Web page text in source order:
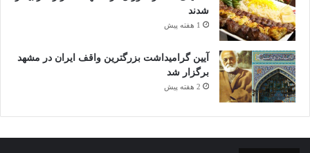
شدند
1 هفته پیش
آیین گرامیداشت بزرگترین واقف ایران در مشهد
برگزار شد
2 هفته پیش